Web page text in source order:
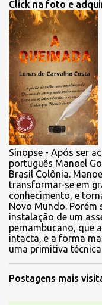
Click na foto e
Sinopse - Após ser
português Manoel
Brasil Colônia.
transformar-se em
conhecimento, e
Novo Mundo. Porém
instalação de um
pernambucano, que
intacta, e a forma
uma primitiva
Postagens mais